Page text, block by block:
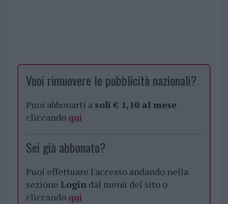
Vuoi rimuovere le pubblicità nazionali?
Puoi abbonarti a soli € 1,10 al mese
cliccando qui
Sei già abbonato?
Puoi effettuare l'accesso andando nella
sezione Logindal menù del sito o
cliccando qui